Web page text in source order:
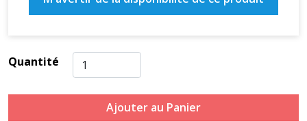
Quantité
Ajouter au Panier